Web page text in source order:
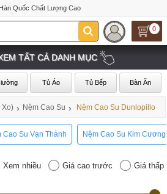
Quốc Chất Lượng Cao
0
TẤT CẢ DANH MỤC
Tủ Áo Tủ Bếp Bàn Ăn
Xo) › Nệm Cao Su › Nệm Cao Su Dunlopillo
Cao Su Vạn Thành Nệm Cao Su Kim Cương
Xem nhiều Giá cao trước Giá